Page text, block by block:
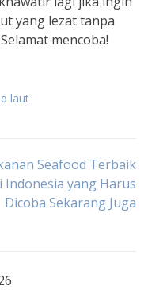
yang lezat tanpa
mencoba!
laut
Seafood Terbaik
Indonesia yang Harus
Dicoba Sekarang Juga